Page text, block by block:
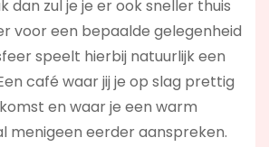
dan zul je je er ook sneller thuis
voor een bepaalde gelegenheid
speelt hierbij natuurlijk een
café waar jij je op slag prettig
en waar je een warm
menigeen eerder aanspreken.